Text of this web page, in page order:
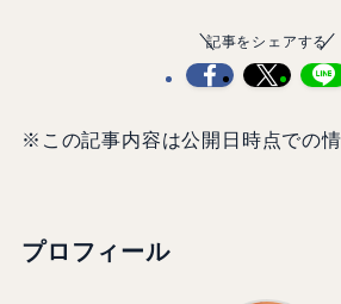
記事をシェアする
※この記事内容は公開日時点での情
プロフィール